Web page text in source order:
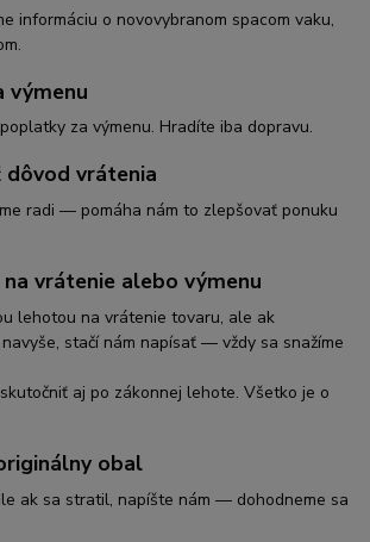
informáciu o novovybranom spacom vaku,
výmenu
za výmenu. Hradíte iba dopravu.
dôvod vrátenia
radi — pomáha nám to zlepšovať ponuku
vrátenie alebo výmenu
lehotou na vrátenie tovaru, ale ak
stačí nám napísať — vždy sa snažíme
aj po zákonnej lehote. Všetko je o
obal
ak sa stratil, napíšte nám — dohodneme sa